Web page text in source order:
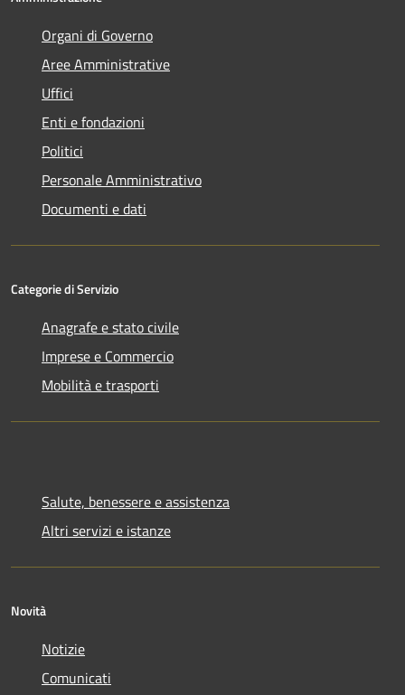
Organi di Governo
Aree Amministrative
Uffici
Enti e fondazioni
Politici
Personale Amministrativo
Documenti e dati
Categorie di Servizio
Anagrafe e stato civile
Imprese e Commercio
Mobilità e trasporti
Salute, benessere e assistenza
Altri servizi e istanze
Novità
Notizie
Comunicati